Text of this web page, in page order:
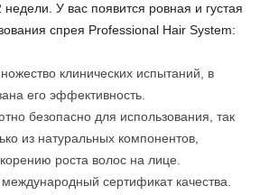
У вас появится ровная и густая
спрея Professional Hair System:
клинических испытаний, в
его эффективность.
безопасно для использования, так
из натуральных компонентов,
роста волос на лице.
сертификат качества.